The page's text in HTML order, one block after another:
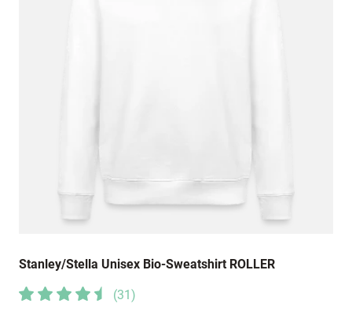
Stanley/Stella Unisex Bio-Sweatshirt ROLLER
(31 )